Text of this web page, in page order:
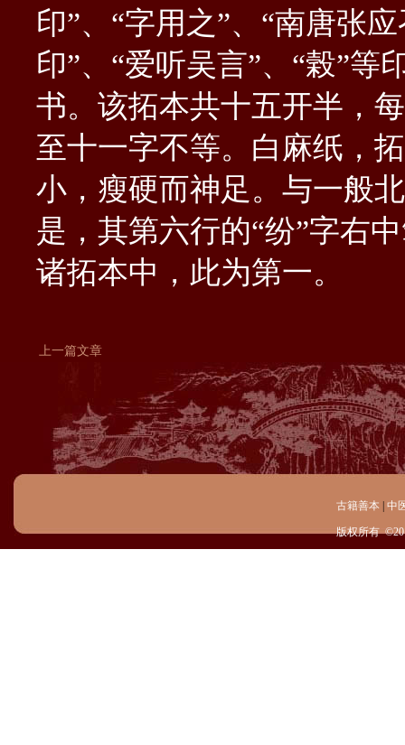
印”、“字用之”、“南唐张
印”、“爱听吴言”、“榖”等
书。该拓本共十五开半，
至十一字不等。白麻纸，
小，瘦硬而神足。与一般
是，其第六行的“纷”字右
诸拓本中，此为第一。
上一篇文章
古籍善本 中
版权所有